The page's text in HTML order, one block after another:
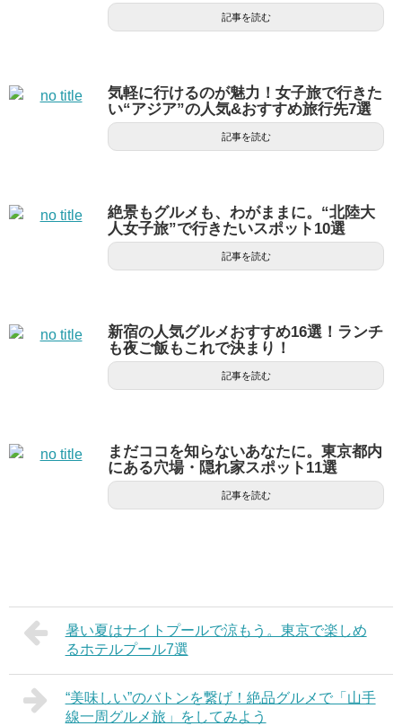
記事を読む
気軽に行けるのが魅力！女子旅で行きた
い“アジア”の人気&おすすめ旅行先7選
記事を読む
絶景もグルメも、わがままに。“北陸大
人女子旅”で行きたいスポット10選
記事を読む
新宿の人気グルメおすすめ16選！ランチ
も夜ご飯もこれで決まり！
記事を読む
まだココを知らないあなたに。東京都内
にある穴場・隠れ家スポット11選
記事を読む
暑い夏はナイトプールで涼もう。東京で楽しめ
るホテルプール7選
“美味しい”のバトンを繋げ！絶品グルメで「山手
線一周グルメ旅」をしてみよう